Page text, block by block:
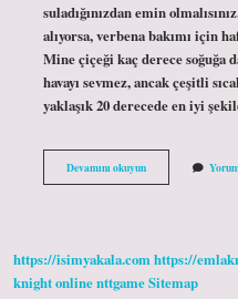
suladığınızdan emin
alıyorsa, verbena bakımı için
Mine çiçeği kaç derece soğuğa
havayı sevmez, ancak çeşitli
yaklaşık 20 derecede en iyi
Devamını okuyunMine
Çiçeği
https://isimyakala.comhttps://
knight onlinenttgameSitemap